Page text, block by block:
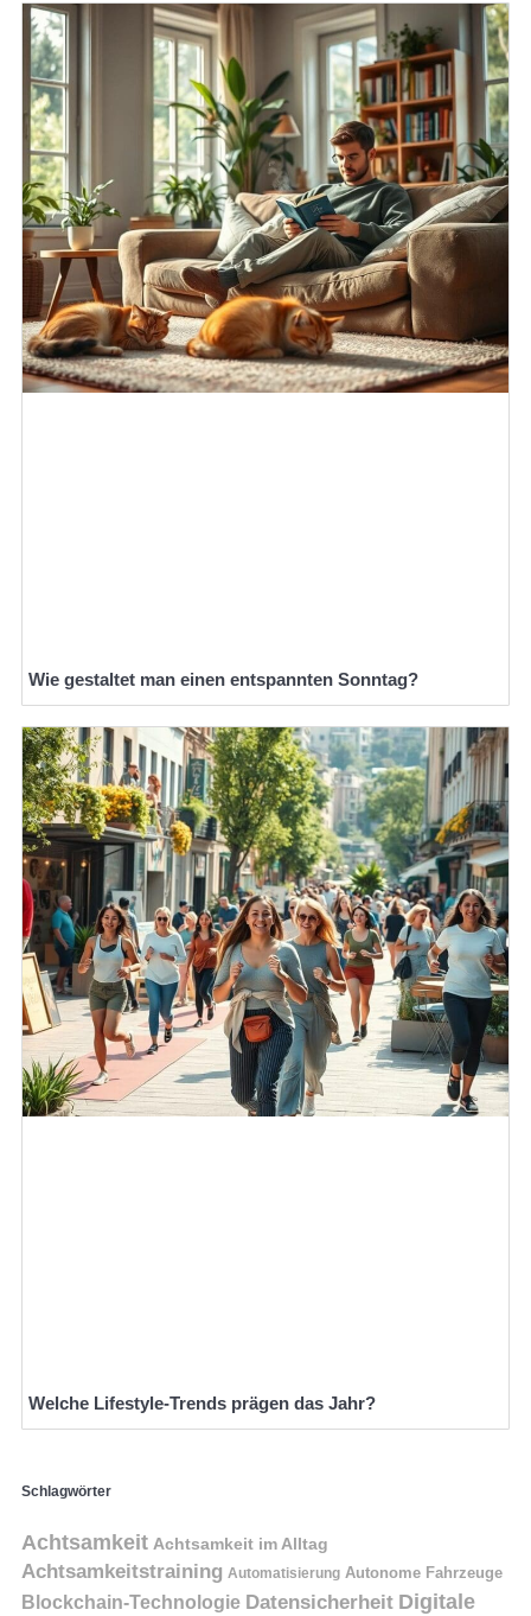
Wie gestaltet man einen entspannten Sonntag?
Welche Lifestyle-Trends prägen das Jahr?
Schlagwörter
Achtsamkeit Achtsamkeit im Alltag
Achtsamkeitstraining Automatisierung Autonome Fahrzeuge
Blockchain-Technologie Datensicherheit Digitale